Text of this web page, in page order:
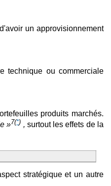
un approvisionnement
technique ou commerciale
produits marchés.
»7(*) , surtout les effets de la
stratégique et un autre